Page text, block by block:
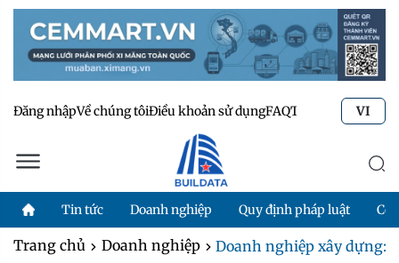
Đăng nhậpVề chúng tôiĐiều khoản sử dụngFAQTư vấn kỹ thuật
VI
Tin tức Doanh nghiệp Quy định pháp luật
Trang chủ Doanh nghiệp Doanh nghiệp xây dựng: